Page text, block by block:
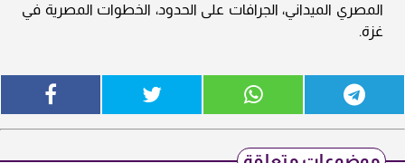
المصري الميداني، الجرافات على الحدود، الخطوات المصرية في
غزة.